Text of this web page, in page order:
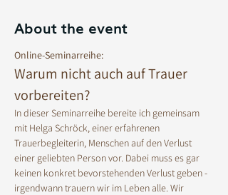
About the event
Online-Seminarreihe:
Warum nicht auch auf Trauer
vorbereiten?
In dieser Seminarreihe bereite ich gemeinsam
mit Helga Schröck, einer erfahrenen
Trauerbegleiterin, Menschen auf den Verlust
einer geliebten Person vor. Dabei muss es gar
keinen konkret bevorstehenden Verlust geben -
irgendwann trauern wir im Leben alle. Wir